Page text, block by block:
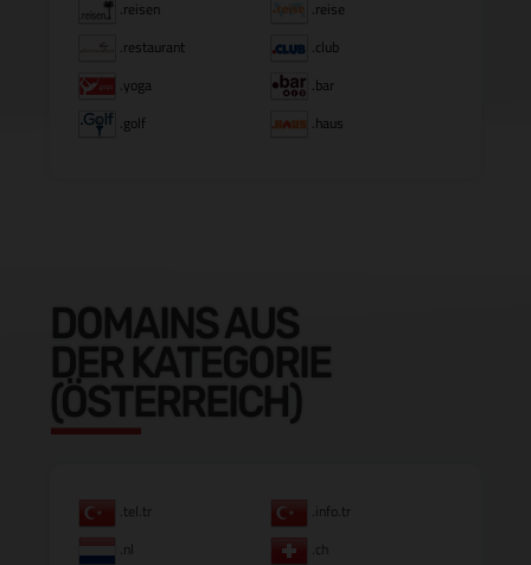
.reisen
.reise
.restaurant
.club
.yoga
.bar
.golf
.haus
DOMAINS AUS
DER KATEGORIE
(ÖSTERREICH)
.tel.tr
.info.tr
.nl
.ch